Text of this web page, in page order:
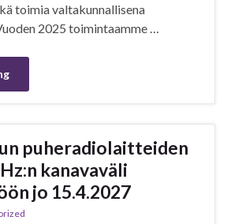
toimia valtakunnallisena
2025 toimintaamme …
puheradiolaitteiden
kanavaväli
jo 15.4.2027